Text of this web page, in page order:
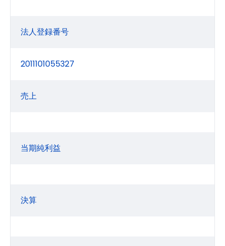
法人登録番号
2011101055327
売上
当期純利益
決算